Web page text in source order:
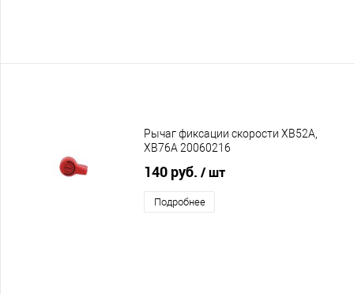
Рычаг фиксации скорости XB52A,
XB76A 20060216
140 руб. / шт
Подробнее